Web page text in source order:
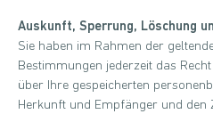
Auskunft, Sperrung, Löschung
Sie haben im Rahmen der
Bestimmungen jederzeit das
über Ihre gespeicherten
Herkunft und Empfänger und den